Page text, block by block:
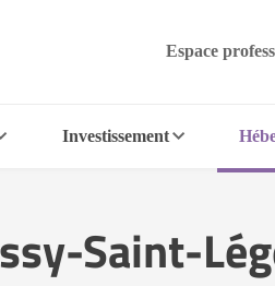
Espace
Investissement
Saint-